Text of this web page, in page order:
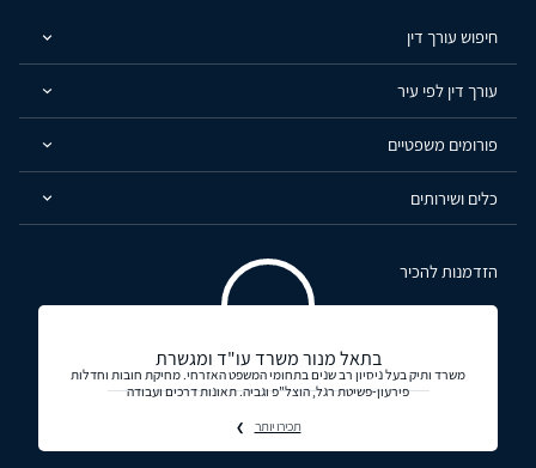
חיפוש עורך דין
עורך דין לפי עיר
פורומים משפטיים
כלים ושירותים
הזדמנות להכיר
בתאל מנור משרד עו"ד ומגשרת
משרד ותיק בעל ניסיון רב שנים בתחומי המשפט האזרחי. מחיקת חובות וחדלות
פירעון-פשיטת רגל, הוצל"פ וגביה. תאונות דרכים ועבודה
תכירו יותר